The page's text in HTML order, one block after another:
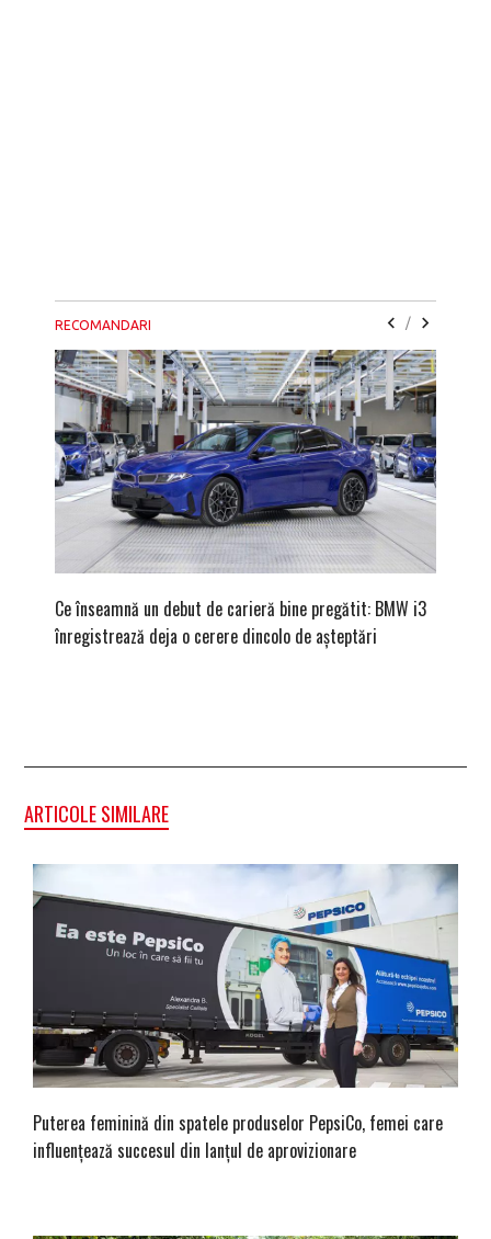
RECOMANDARI /
Ce înseamnă un debut de carieră bine pregătit: BMW i3
înregistrează deja o cerere dincolo de așteptări
ARTICOLE SIMILARE
Puterea feminină din spatele produselor PepsiCo, femei care
influențează succesul din lanțul de aprovizionare